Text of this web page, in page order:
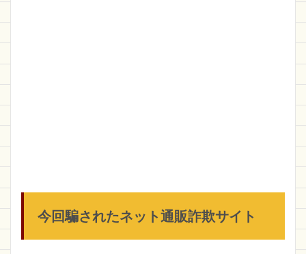
今回騙されたネット通販詐欺サイト